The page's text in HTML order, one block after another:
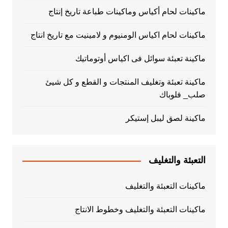
ماكينات لحام أكياس وماكينات طباعة تاريخ إنتاج
ماكينات لحام اكياس الومنيوم و لامينيت مع تاريخ انتاج
ماكينة تعبئة سوائل فى اكياس أوتوماتيك
ماكينة تعبئة وتغليف المنتجات و القطع و كل شيئ
صلب_ فلوباك
ماكينة لصق ليبل إستيكر
التعبئة والتغليف
ماكينات التعبئة والتغليف
ماكينات التعبئة والتغليف وخطوط الانتاج